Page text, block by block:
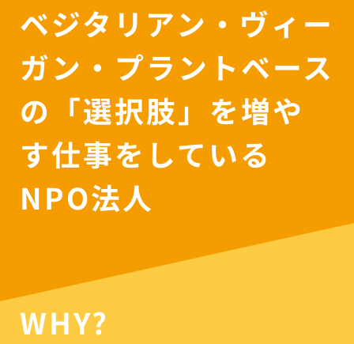
ベジタリアン・ヴィー
ガン・プラントベース
の「選択肢」を増や
す仕事をしている
NPO法人
WHY?